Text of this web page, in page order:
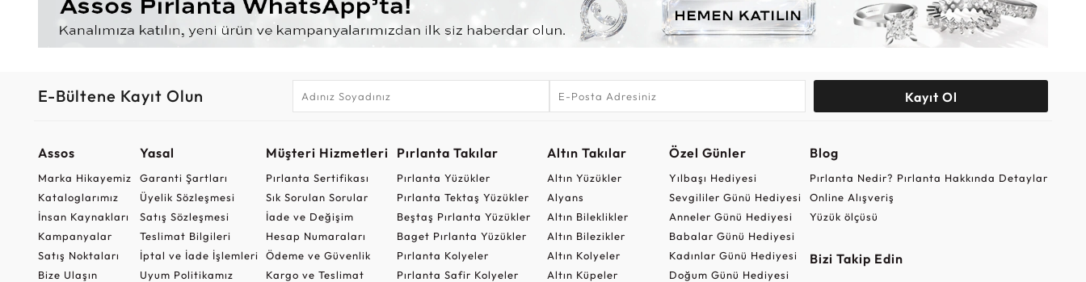
E-Bültene Kayıt Olun Kayıt Ol
Assos
Marka Hikayemiz
Kataloglarımız
İnsan Kaynakları
Kampanyalar
Satış Noktaları
Bize Ulaşın
Yasal
Garanti Şartları
Üyelik Sözleşmesi
Satış Sözleşmesi
Teslimat Bilgileri
İptal ve İade İşlemleri
Uyum Politikamız
Müşteri Hizmetleri
Pırlanta Sertifikası
Sık Sorulan Sorular
İade ve Değişim
Hesap Numaraları
Ödeme ve Güvenlik
Kargo ve Teslimat
Pırlanta Takılar
Pırlanta Yüzükler
Pırlanta Tektaş Yüzükler
Beştaş Pırlanta Yüzükler
Baget Pırlanta Yüzükler
Pırlanta Kolyeler
Pırlanta Safir Kolyeler
Altın Takılar
Altın Yüzükler
Alyans
Altın Bileklikler
Altın Bilezikler
Altın Kolyeler
Altın Küpeler
Özel Günler
Yılbaşı Hediyesi
Sevgililer Günü Hediyesi
Anneler Günü Hediyesi
Babalar Günü Hediyesi
Kadınlar Günü Hediyesi
Doğum Günü Hediyesi
Blog
Pırlanta Nedir? Pırlanta Hakkında Detaylar
Online Alışveriş
Yüzük ölçüsü
Bizi Takip Edin